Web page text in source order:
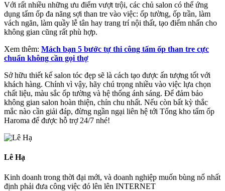
Với rất nhiều những ưu điểm vượt trội, các chủ salon có thể ứng
dụng tấm ốp đa năng sợi than tre vào việc: ốp tường, ốp trần, làm
vách ngăn, làm quầy lễ tân hay trang trí nội thất, tạo điểm nhấn cho
không gian cũng rất phù hợp.
Xem thêm: Mách bạn 5 bước tự thi công tấm ốp than tre cực
chuẩn không cần gọi thợ
Sở hữu thiết kế salon tóc đẹp sẽ là cách tạo được ấn tượng tốt với
khách hàng. Chính vì vậy, hãy chú trọng nhiều vào việc lựa chọn
chất liệu, màu sắc ốp tường và hệ thống ánh sáng. Để đảm bảo
không gian salon hoàn thiện, chỉn chu nhất. Nếu còn bất kỳ thắc
mắc nào cần giải đáp, đừng ngần ngại liên hệ tới Tổng kho tấm ốp
Haroma để được hỗ trợ 24/7 nhé!
Lê Hạ
Kinh doanh trong thời đại mới, và doanh nghiệp muốn bùng nổ nhất
định phải đưa công việc đó lên lên INTERNET